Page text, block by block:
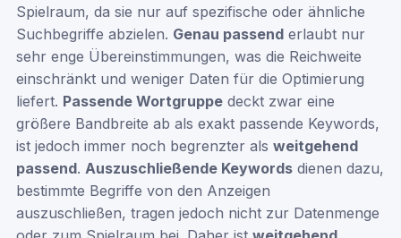
Spielraum, da sie nur auf spezifische oder ähnliche
Suchbegriffe abzielen. Genau passend erlaubt nur
sehr enge Übereinstimmungen, was die Reichweite
einschränkt und weniger Daten für die Optimierung
liefert. Passende Wortgruppe deckt zwar eine
größere Bandbreite ab als exakt passende Keywords,
ist jedoch immer noch begrenzter alsweitgehend
passend.Auszuschließende Keywords dienen dazu,
bestimmte Begriffe von den Anzeigen
auszuschließen, tragen jedoch nicht zur Datenmenge